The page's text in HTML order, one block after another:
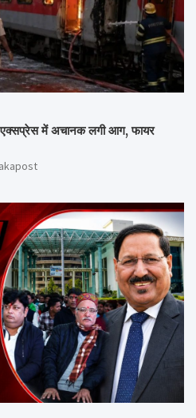
एक्सप्रेस में अचानक लगी आग, फायर